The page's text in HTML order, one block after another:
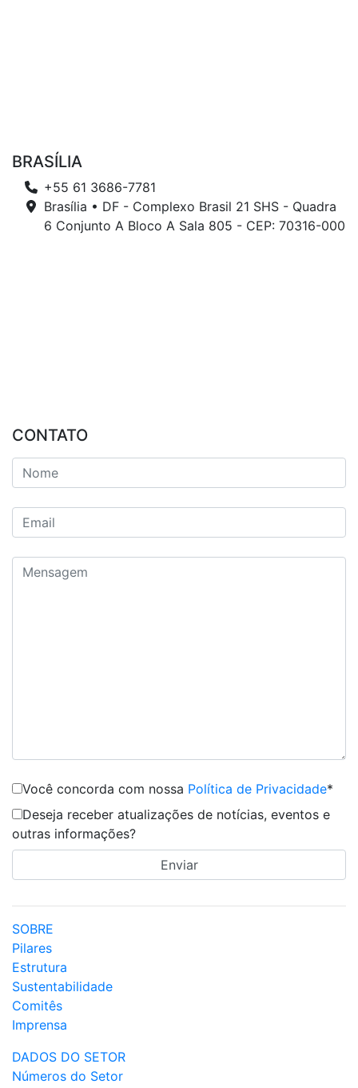
BRASÍLIA
+55 61 3686-7781
Brasília • DF - Complexo Brasil 21 SHS - Quadra
6 Conjunto A Bloco A Sala 805 - CEP: 70316-000
CONTATO
Você concorda com nossa Política de Privacidade*
Deseja receber atualizações de notícias, eventos e
outras informações?
SOBRE
Pilares
Estrutura
Sustentabilidade
Comitês
Imprensa
DADOS DO SETOR
Números do Setor